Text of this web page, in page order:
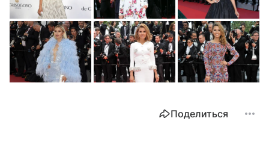
Поделиться